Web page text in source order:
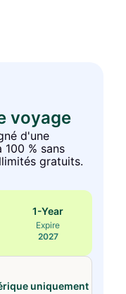
voyage
d'une
% sans
gratuits.
1-Year
Expire
2027
uniquement